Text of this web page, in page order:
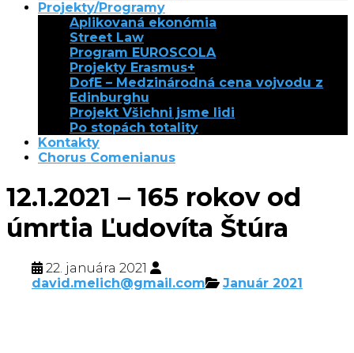
Projekty/Programy
Aplikovaná ekonómia
Street Law
Program EUROSCOLA
Projekty Erasmus+
DofE – Medzinárodná cena vojvodu z
Edinburghu
Projekt Všichni jsme lidi
Po stopách totality
Kontakty
Chorus Comenianus
12.1.2021 – 165 rokov od
úmrtia Ľudovíta Štúra
22. januára 2021
david.melich@gmail.com
Január 2021